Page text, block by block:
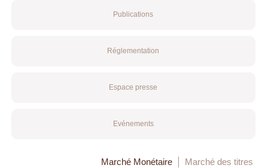
Publications
Réglementation
Espace presse
Evénements
Marché Monétaire Marché des titres